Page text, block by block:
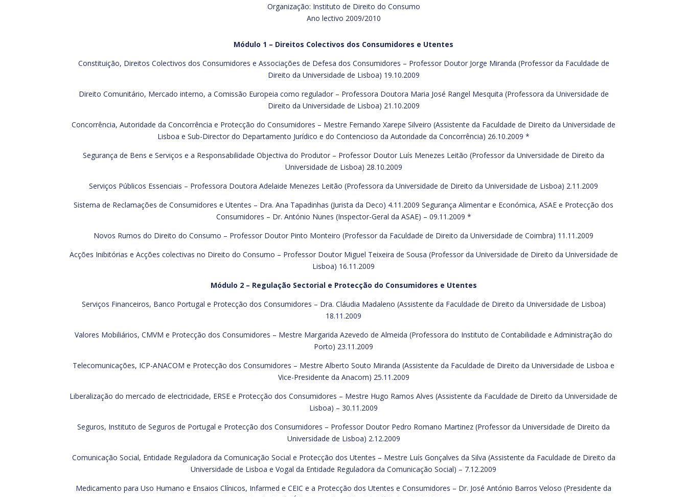
Organização: Instituto de Direito do Consumo
Ano lectivo 2009/2010
Módulo 1 – Direitos Colectivos dos Consumidores e Utentes
Constituição, Direitos Colectivos dos Consumidores e Associações de Defesa dos Consumidores – Professor Doutor Jorge Miranda (Professor da Faculdade de
Direito da Universidade de Lisboa) 19.10.2009
Direito Comunitário, Mercado interno, a Comissão Europeia como regulador – Professora Doutora Maria José Rangel Mesquita (Professora da Universidade de
Direito da Universidade de Lisboa) 21.10.2009
Concorrência, Autoridade da Concorrência e Protecção do Consumidores – Mestre Fernando Xarepe Silveiro (Assistente da Faculdade de Direito da Universidade de
Lisboa e Sub-Director do Departamento Jurídico e do Contencioso da Autoridade da Concorrência) 26.10.2009 *
Segurança de Bens e Serviços e a Responsabilidade Objectiva do Produtor – Professor Doutor Luís Menezes Leitão (Professor da Universidade de Direito da
Universidade de Lisboa) 28.10.2009
Serviços Públicos Essenciais – Professora Doutora Adelaide Menezes Leitão (Professora da Universidade de Direito da Universidade de Lisboa) 2.11.2009
Sistema de Reclamações de Consumidores e Utentes – Dra. Ana Tapadinhas (Jurista da Deco) 4.11.2009 Segurança Alimentar e Económica, ASAE e Protecção dos
Consumidores – Dr. António Nunes (Inspector-Geral da ASAE) – 09.11.2009 *
Novos Rumos do Direito do Consumo – Professor Doutor Pinto Monteiro (Professor da Faculdade de Direito da Universidade de Coimbra) 11.11.2009
Acções Inibitórias e Acções colectivas no Direito do Consumo – Professor Doutor Miguel Teixeira de Sousa (Professor da Universidade de Direito da Universidade de
Lisboa) 16.11.2009
Módulo 2 – Regulação Sectorial e Protecção do Consumidores e Utentes
Serviços Financeiros, Banco Portugal e Protecção dos Consumidores – Dra. Cláudia Madaleno (Assistente da Faculdade de Direito da Universidade de Lisboa)
18.11.2009
Valores Mobiliários, CMVM e Protecção dos Consumidores – Mestre Margarida Azevedo de Almeida (Professora do Instituto de Contabilidade e Administração do
Porto) 23.11.2009
Telecomunicações, ICP-ANACOM e Protecção dos Consumidores – Mestre Alberto Souto Miranda (Assistente da Faculdade de Direito da Universidade de Lisboa e
Vice-Presidente da Anacom) 25.11.2009
Liberalização do mercado de electricidade, ERSE e Protecção dos Consumidores – Mestre Hugo Ramos Alves (Assistente da Faculdade de Direito da Universidade de
Lisboa) – 30.11.2009
Seguros, Instituto de Seguros de Portugal e Protecção dos Consumidores – Professor Doutor Pedro Romano Martinez (Professor da Universidade de Direito da
Universidade de Lisboa) 2.12.2009
Comunicação Social, Entidade Reguladora da Comunicação Social e Protecção dos Utentes – Mestre Luís Gonçalves da Silva (Assistente da Faculdade de Direito da
Universidade de Lisboa e Vogal da Entidade Reguladora da Comunicação Social) – 7.12.2009
Medicamento para Uso Humano e Ensaios Clínicos, Infarmed e CEIC e a Protecção dos Utentes e Consumidores – Dr. José António Barros Veloso (Presidente da